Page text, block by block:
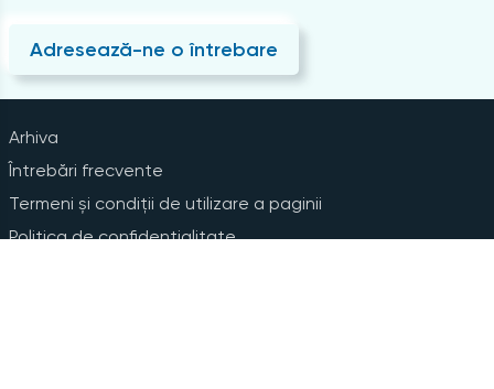
Adresează-ne o întrebare
Arhiva
Întrebări frecvente
Termeni și condiții de utilizare a paginii
Politica de confidențialitate